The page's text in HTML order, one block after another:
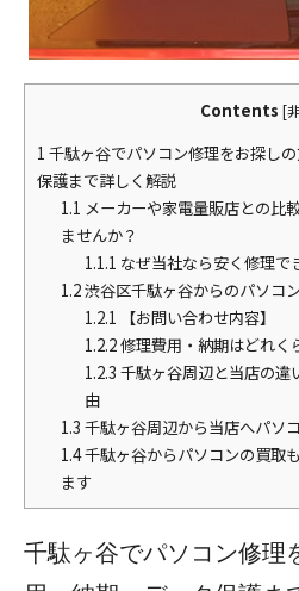
Contents [
1 千駄ヶ谷でパソコン修理をお探し
保護まで詳しく解説
1.1 メーカーや家電量販店との比
ませんか？
1.1.1 なぜ当社なら安く修理で
1.2渋谷区千駄ヶ谷からのパソコ
1.2.1 【お問い合わせ内容】
1.2.2修理費用・納期はどれく
1.2.3 千駄ヶ谷周辺と当店の違
由
1.3 千駄ヶ谷周辺から当店へパソ
1.4千駄ヶ谷からパソコンの買取
ます
千駄ヶ谷でパソコン修理